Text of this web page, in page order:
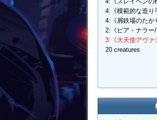
4:《模範的な造り
4:《屑鉄場のたか
2:《ピア・ナラー/
3:《大天使アヴァ
20 creatures